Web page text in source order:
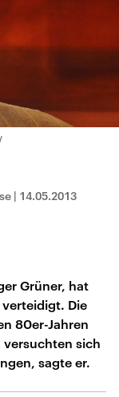
| 14.05.2013
Grüner, hat
Die
80er-Jahren
versuchten sich
sagte er.